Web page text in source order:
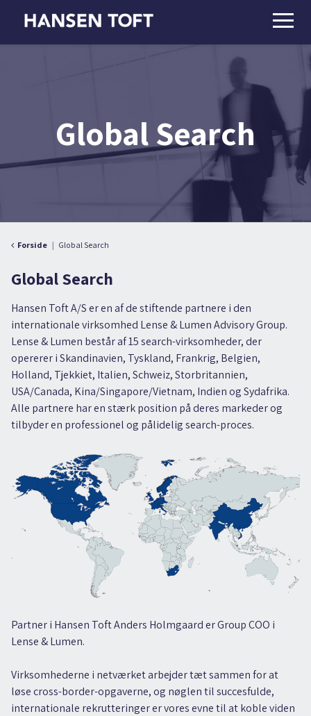
Global Search
Forside Global Search
Global Search
Hansen Toft A/S er en af de stiftende partnere i den
internationale virksomhed Lense & Lumen Advisory Group.
Lense & Lumen består af 15 search-virksomheder, der
opererer i Skandinavien, Tyskland, Frankrig, Belgien,
Holland, Tjekkiet, Italien, Schweiz, Storbritannien,
USA/Canada, Kina/Singapore/Vietnam, Indien og Sydafrika.
Alle partnere har en stærk position på deres markeder og
tilbyder en professionel og pålidelig search-proces.
Partner i Hansen Toft Anders Holmgaard er Group COO i
Lense & Lumen.
Virksomhederne i netværket arbejder tæt sammen for at
løse cross-border-opgaverne, og nøglen til succesfulde,
internationale rekrutteringer er vores evne til at koble viden